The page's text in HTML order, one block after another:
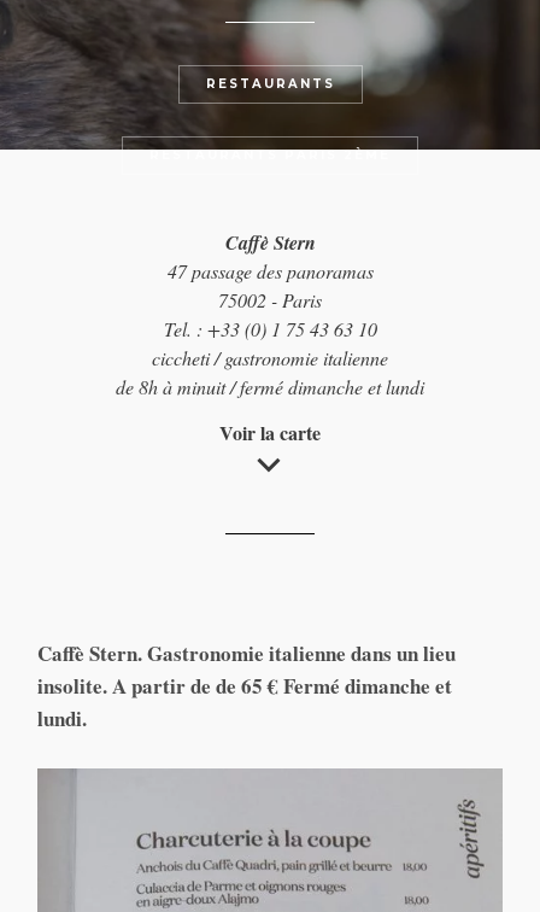
RESTAURANTS
Caffè Stern
47 passage des panoramas
75002 - Paris
Tel. : +33 (0) 1 75 43 63 10
ciccheti / gastronomie italienne
de 8h à minuit / fermé dimanche et lundi
Voir la carte
Caffè Stern. Gastronomie italienne dans un lieu
insolite. A partir de de 65 € Fermé dimanche et
lundi.